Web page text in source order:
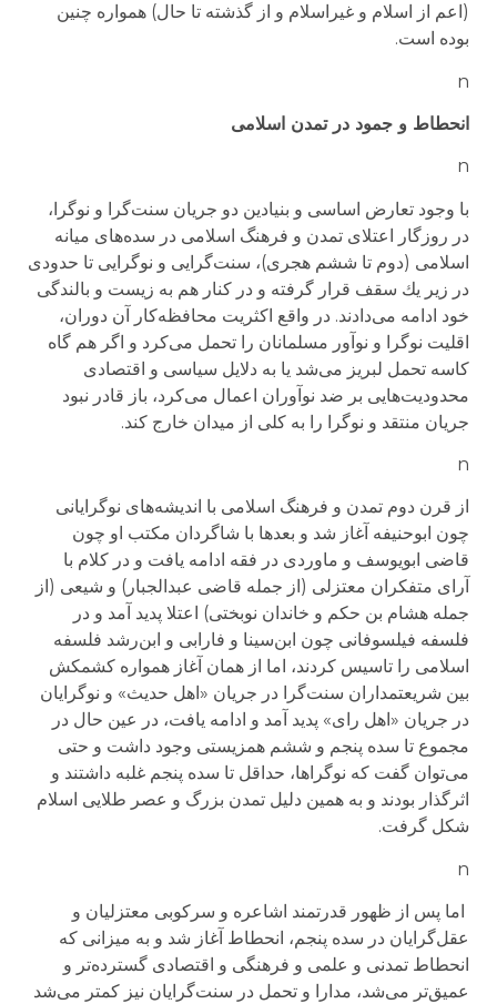
(اعم از اسلام و غیراسلام و از گذشته تا حال) همواره چنین
بوده است.
n
انحطاط و جمود در تمدن اسلامی
n
با وجود تعارض اساسی و بنیادین دو جریان سنت‌گرا و نوگرا،
در روزگار اعتلای تمدن و فرهنگ اسلامی در سده‌های میانه
اسلامی (دوم تا ششم هجری)، سنت‌گرایی و نوگرایی تا حدودی
در زیر یك سقف قرار گرفته و در كنار هم به زیست و بالندگی
خود ادامه می‌دادند. در واقع اكثریت محافظه‌كار آن دوران،
اقلیت نوگرا و نوآور مسلمانان را تحمل می‌كرد و اگر هم گاه
كاسه تحمل لبریز می‌شد یا به دلایل سیاسی و اقتصادی
محدودیت‌هایی بر ضد نوآوران اعمال می‌كرد، باز قادر نبود
جریان منتقد و نوگرا را به كلی از میدان خارج كند.
n
از قرن دوم تمدن و فرهنگ اسلامی با اندیشه‌های نوگرایانی
چون ابوحنیفه آغاز شد و بعدها با شاگردان مكتب او چون
قاضی ابویوسف و ماوردی در فقه ادامه یافت و در كلام با
آرای متفكران معتزلی (از جمله قاضی عبدالجبار) و شیعی (از
جمله هشام بن حكم و خاندان نوبختی) اعتلا پدید آمد و در
فلسفه فیلسوفانی چون ابن‌سینا و فارابی و ابن‌رشد فلسفه
اسلامی را تاسیس كردند، اما از همان آغاز همواره كشمكش
بین شریعتمداران سنت‌گرا در جریان «اهل حدیث» و نوگرایان
در جریان «اهل رای» پدید آمد و ادامه یافت، در عین حال در
مجموع تا سده پنجم و ششم همزیستی وجود داشت و حتی
می‌توان گفت كه نوگراها، حداقل تا سده پنجم غلبه داشتند و
اثرگذار بودند و به همین دلیل تمدن بزرگ و عصر طلایی اسلام
شكل گرفت.
n
اما پس از ظهور قدرتمند اشاعره و سركوبی معتزلیان و
عقل‌گرایان در سده پنجم، انحطاط آغاز شد و به میزانی كه
انحطاط تمدنی و علمی و فرهنگی و اقتصادی گسترده‌تر و
عمیق‌تر می‌شد، مدارا و تحمل در سنت‌گرایان نیز كمتر می‌شد